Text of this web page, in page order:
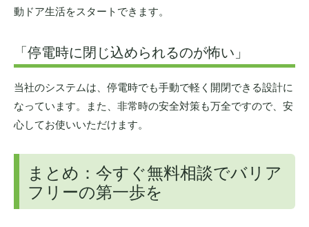
動ドア生活をスタートできます。
「停電時に閉じ込められるのが怖い」
当社のシステムは、停電時でも手動で軽く開閉できる設計に
なっています。また、非常時の安全対策も万全ですので、安
心してお使いいただけます。
まとめ：今すぐ無料相談でバリア
フリーの第一歩を